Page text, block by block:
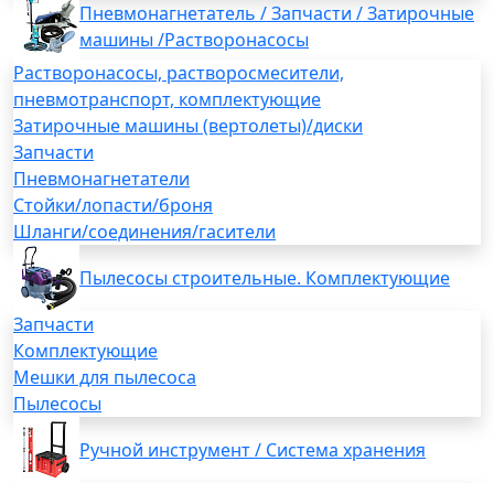
Пневмонагнетатель / Запчасти / Затирочные
машины /Растворонасосы
Растворонасосы, растворосмесители,
пневмотранспорт, комплектующие
Затирочные машины (вертолеты)/диски
Запчасти
Пневмонагнетатели
Стойки/лопасти/броня
Шланги/соединения/гасители
Пылесосы строительные. Комплектующие
Запчасти
Комплектующие
Мешки для пылесоса
Пылесосы
Ручной инструмент / Система хранения